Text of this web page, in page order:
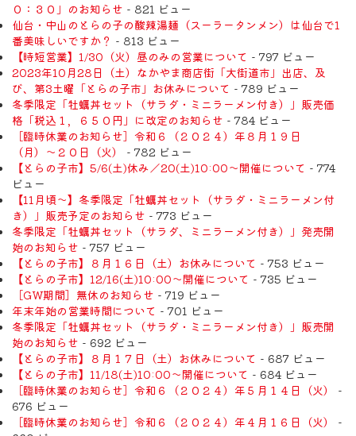
０：３０」のお知らせ - 821 ビュー
仙台・中山のとらの子の酸辣湯麺（スーラータンメン）は仙台で1
番美味しいですか？ - 813 ビュー
【時短営業】1/30（火）昼のみの営業について - 797 ビュー
2023年10月28日（土）なかやま商店街「大街道市」出店、及
び、第3土曜「とらの子市」お休みについて - 789 ビュー
冬季限定「牡蠣丼セット（サラダ・ミニラーメン付き）」販売価
格「税込１，６５０円」に改定のお知らせ - 784 ビュー
［臨時休業のお知らせ］令和６（２０２４）年８月１９日
（月）〜２０日（火）
- 782 ビュー
【とらの子市】5/6(土)休み／20(土)10:00～開催について - 774
ビュー
【11月頃〜】冬季限定「牡蠣丼セット（サラダ・ミニラーメン付
き）」販売予定のお知らせ - 773 ビュー
冬季限定「牡蠣丼セット（サラダ、ミニラーメン付き）」発売開
始のお知らせ - 757 ビュー
【とらの子市】８月１６日（土）お休みについて - 753 ビュー
【とらの子市】12/16(土)10:00～開催について - 735 ビュー
［GW期間］無休のお知らせ - 719 ビュー
年末年始の営業時間について - 701 ビュー
冬季限定「牡蠣丼セット（サラダ・ミニラーメン付き）」販売開
始のお知らせ - 692 ビュー
【とらの子市】８月１７日（土）お休みについて - 687 ビュー
【とらの子市】11/18(土)10:00～開催について - 684 ビュー
［臨時休業のお知らせ］令和６（２０２４）年５月１４日（火）
-
676 ビュー
［臨時休業のお知らせ］令和６（２０２４）年４月１６日（火）
-